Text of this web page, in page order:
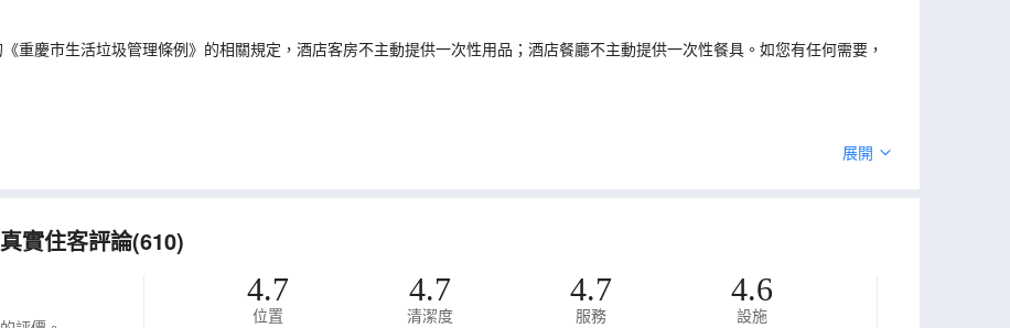
重慶市生活垃圾管理條例》的相關規定，酒店客房不主動提供一次性用品；酒店餐廳不主動提供一次性餐具。如您有任何需要，
展開
實住客評論(610)
4.7
位置
4.7
清潔度
4.7
服務
4.6
設施